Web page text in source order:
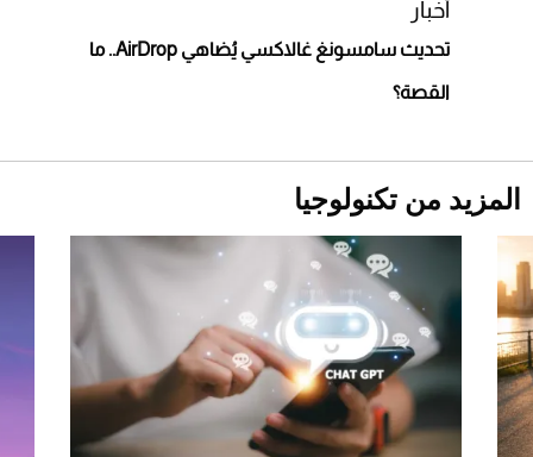
Aston Martin Valiant: على هوى الأبطال
أخبار
تحديث سامسونغ غالاكسي يُضاهي AirDrop.. ما
القصة؟
المزيد من تكنولوجيا